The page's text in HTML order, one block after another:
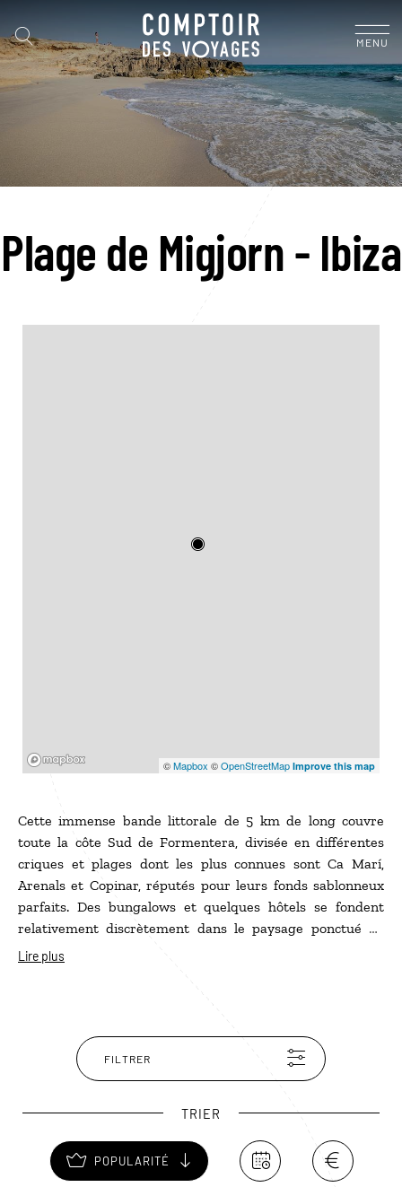
MENU
Plage de Migjorn - Ibiza
©Mapbox ©OpenStreetMap Improve this map
Cette immense bande littorale de 5 km de long couvre
toute la côte Sud de Formentera, divisée en différentes
criques et plages dont les plus connues sont Ca Marí,
Arenals et Copinar, réputés pour leurs fonds sablonneux
parfaits. Des bungalows et quelques hôtels se fondent
relativement discrètement dans le paysage ponctué de
calles à bateaux traditionnelles et de chiringuitos typiques
Lire plus
FILTRER
TRIER
POPULARITÉ